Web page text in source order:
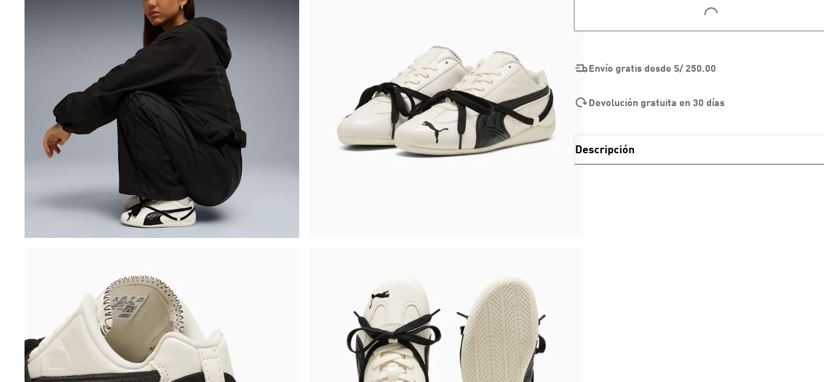
LOADING...
Envío gratis desde S/ 250.00
Devolución gratuita en 30 días
Descripción